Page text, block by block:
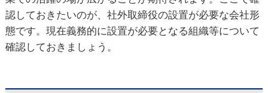
認しておきたいのが、社外取締役の設置が必要な会社形
態です。現在義務的に設置が必要となる組織等について
確認しておきましょう。